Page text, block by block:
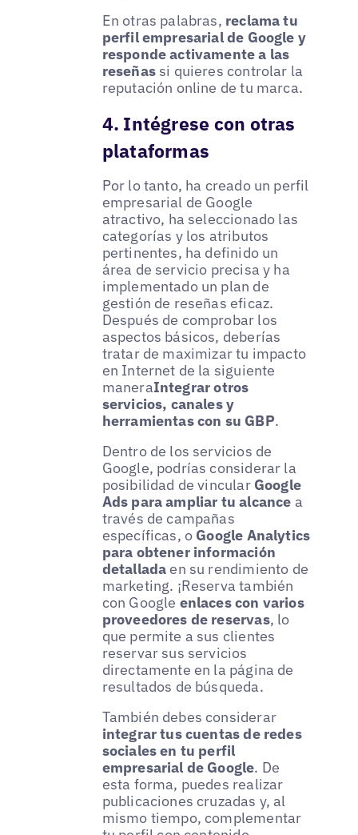
En otras palabras, reclama tu
perfil empresarial de Google y
responde activamente a las
reseñassi quieres controlar la
reputación online de tu marca.
4. Intégrese con otras
plataformas
Por lo tanto, ha creado un perfil
empresarial de Google
atractivo, ha seleccionado las
categorías y los atributos
pertinentes, ha definido un
área de servicio precisa y ha
implementado un plan de
gestión de reseñas eficaz.
Después de comprobar los
aspectos básicos, deberías
tratar de maximizar tu impacto
en Internet de la siguiente
maneraIntegrar otros
servicios, canales y
herramientas con su GBP.
Dentro de los servicios de
Google, podrías considerar la
posibilidad de vincular Google
Ads para ampliar tu alcance a
través de campañas
específicas, o Google Analytics
para obtener información
detallada en su rendimiento de
marketing. ¡Reserva también
con Google enlaces con varios
proveedores de reservas, lo
que permite a sus clientes
reservar sus servicios
directamente en la página de
resultados de búsqueda.
También debes considerar
integrar tus cuentas de redes
sociales en tu perfil
empresarial de Google. De
esta forma, puedes realizar
publicaciones cruzadas y, al
mismo tiempo, complementar